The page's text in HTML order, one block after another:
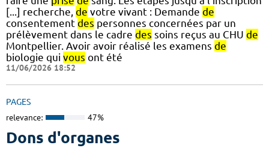
[...] recherche, de votre vivant : Demande de
consentement des personnes concernées par un
prélèvement dans le cadre des soins reçus au CHU de
Montpellier. Avoir avoir réalisé les examens de
biologie qui vous ont été
11/06/2026 18:52
PAGES
relevance: 47%
Dons d'organes